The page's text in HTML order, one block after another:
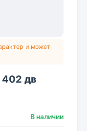
и может
дв
В наличии